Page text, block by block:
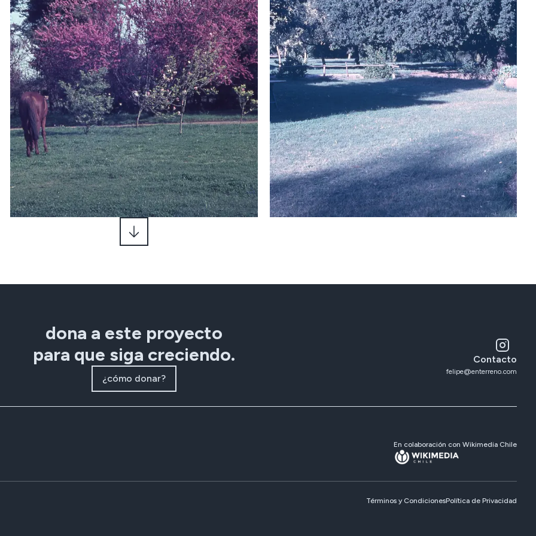
dona a este proyecto
para que siga creciendo.
¿cómo donar?
Contacto
felipe@enterreno.com
En colaboración con Wikimedia Chile
Términos y CondicionesPolítica de Privacidad